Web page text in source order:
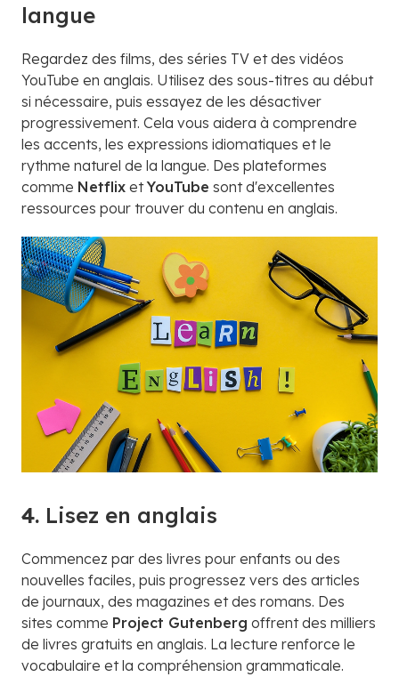
langue
Regardez des films, des séries TV et des vidéos
YouTube en anglais. Utilisez des sous-titres au début
si nécessaire, puis essayez de les désactiver
progressivement. Cela vous aidera à comprendre
les accents, les expressions idiomatiques et le
rythme naturel de la langue. Des plateformes
comme Netflix etYouTube sont d'excellentes
ressources pour trouver du contenu en anglais.
4. Lisez en anglais
Commencez par des livres pour enfants ou des
nouvelles faciles, puis progressez vers des articles
de journaux, des magazines et des romans. Des
sites comme Project Gutenberg offrent des milliers
de livres gratuits en anglais. La lecture renforce le
vocabulaire et la compréhension grammaticale.